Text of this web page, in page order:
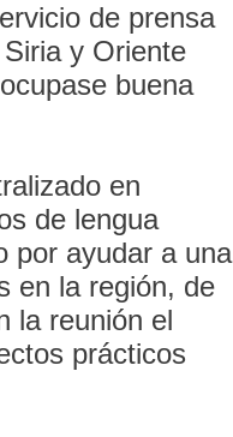
de prensa
y Oriente
buena
en
de lengua
por ayudar a una
en la región, de
la reunión el
prácticos